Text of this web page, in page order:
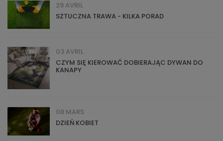
29 AVRIL
SZTUCZNA TRAWA - KILKA PORAD
03 AVRIL
CZYM SIĘ KIEROWAĆ DOBIERAJĄC DYWAN DO
KANAPY
08 MARS
DZIEŃ KOBIET